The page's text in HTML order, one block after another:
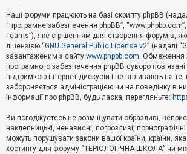
й
А
к
т
и
в
н
і
м
и
Наші форуми працюють на базі скрипту phpBB
“програмне забезпечення phpBB”, “www.phpbb.com”,
Teams”), яке є рішенням для створення форумів,
ліцензією “GNU General Public License v2” (надалі
завантаженим з сайту www.phpbb.com. Обмеження
програмного забезпечення phpBB суворо пов'язані
підтримкою інтернет-дискусій і не впливають на
забороняється адміністрацією чи на поведінку в
інформації про phpBB, будь ласка, перегляньте:
Ви погоджуєтесь не розміщувати образливі,
наклепницькі, ненависні, погрозливі, порнографічні
можуть порушувати закони вашої країни, країни,
хостингу для форуму “ТЕРІОЛОГІЧНА ШКОЛА” чи